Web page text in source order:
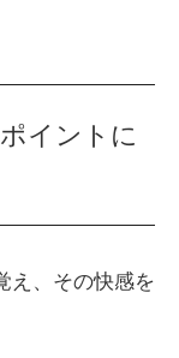
イントに
え、その快感を